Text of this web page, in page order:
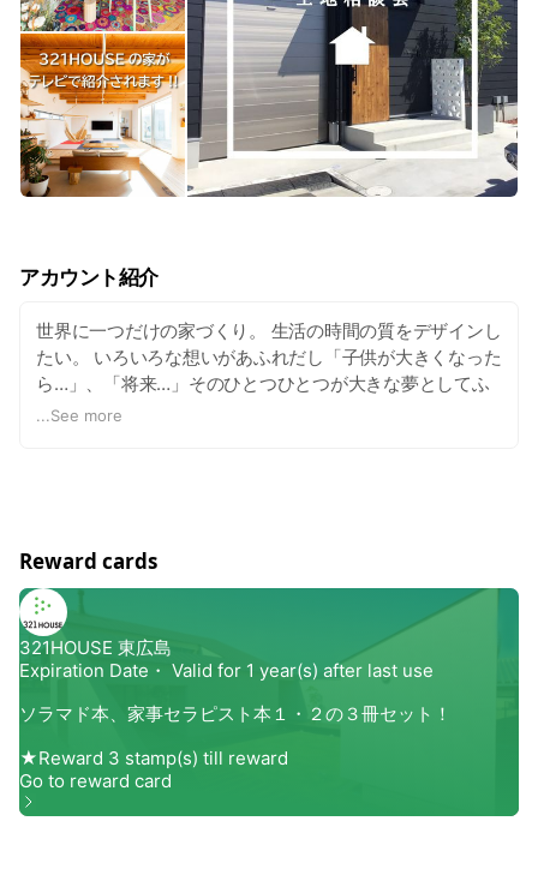
アカウント紹介
世界に一つだけの家づくり。 生活の時間の質をデザインし
たい。 いろいろな想いがあふれだし「子供が大きくなった
ら…」、「将来…」そのひとつひとつが大きな夢としてふ
くらんで、プランとなり図面となり、カタチとなって表現
の役割です。 お客様と意見交換しながら頭の中のイメージ
を実際の生活に置き換えてご提案しています。 そうして住
む人のスタイルに合った、世界に1つだけの家ができてい
きます。 いろんな家で、いろいろな暮らしがあるけれど、
長く付き合える家がいい。 手がかかる家もあれば、手がか
からない家もある。 だれが住んでもかまわないが、その家
が愛されることが幸せを呼ぶ。 家という器は、その中にあ
るものを育て、美しく見せる。 そして心地よくさせてくれ
る。 しかし、 居心地は常に一定しているわけではなく、
...See more
Reward cards